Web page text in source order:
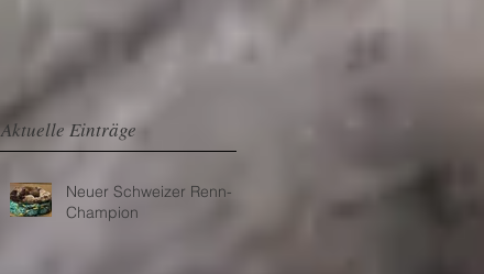
Aktuelle Einträge
Neuer Schweizer Renn-
Champion